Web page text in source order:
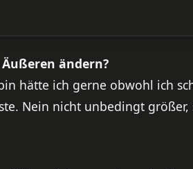
ändern?
hätte ich gerne obwohl ich
Nein nicht unbedingt